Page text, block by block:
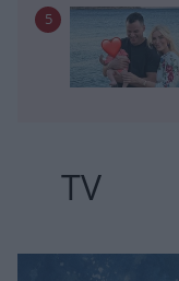
5
TV